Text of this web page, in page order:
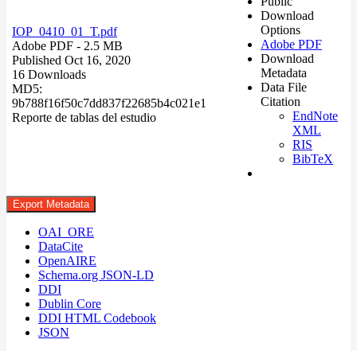
IOP_0410_01_T.pdf
Adobe PDF - 2.5 MB
Published Oct 16, 2020
16 Downloads
MD5:
9b788f16f50c7dd837f22685b4c021e1
Reporte de tablas del estudio
Download
Options
Adobe PDF
Download
Metadata
Data File
Citation
EndNote
XML
RIS
BibTeX
Export Metadata
OAI_ORE
DataCite
OpenAIRE
Schema.org JSON-LD
DDI
Dublin Core
DDI HTML Codebook
JSON